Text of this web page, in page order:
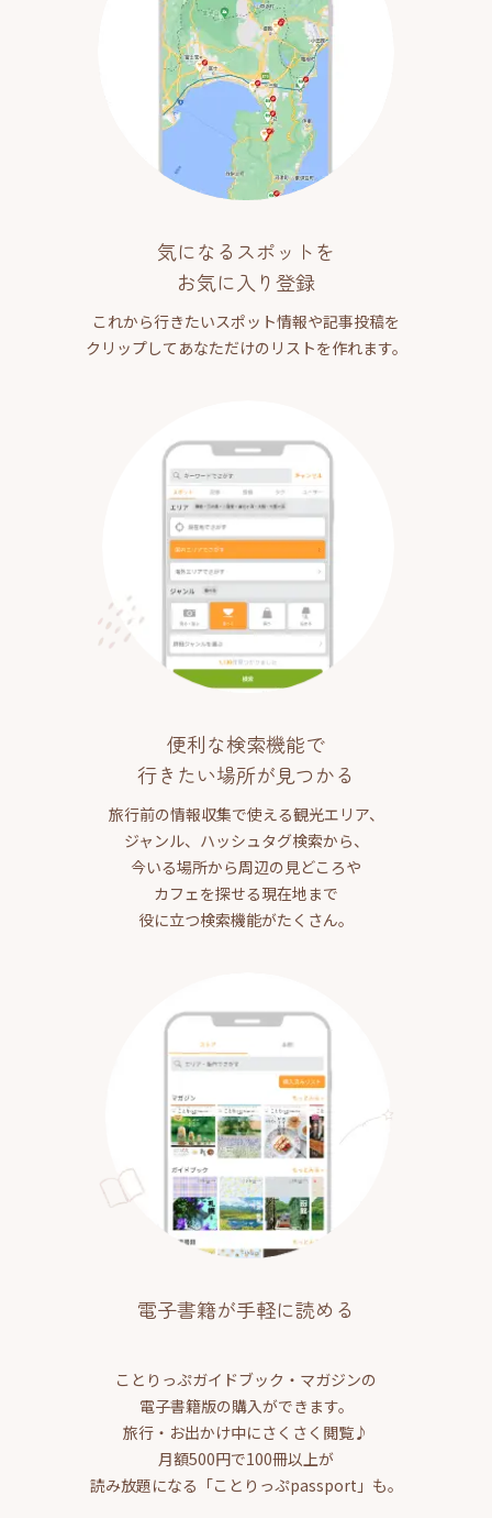
気になるスポットを
お気に入り登録
これから行きたいスポット情報や記事投稿を
クリップしてあなただけのリストを作れます。
便利な検索機能で
行きたい場所が見つかる
旅行前の情報収集で使える観光エリア、
ジャンル、ハッシュタグ検索から、
今いる場所から周辺の見どころや
カフェを探せる現在地まで
役に立つ検索機能がたくさん。
電子書籍が手軽に読める
ことりっぷガイドブック・マガジンの
電子書籍版の購入ができます。
旅行・お出かけ中にさくさく閲覧♪
月額500円で100冊以上が
読み放題になる「ことりっぷpassport」も。